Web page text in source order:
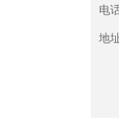
电
地